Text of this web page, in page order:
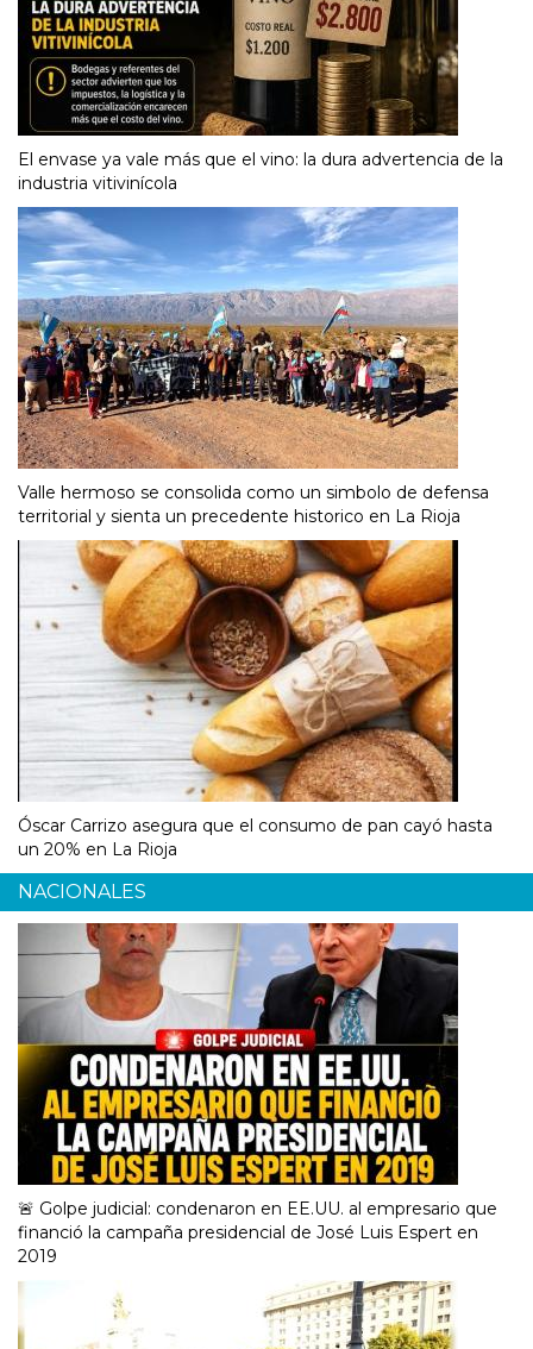
El envase ya vale más que el vino: la dura advertencia de la
industria vitivinícola
Valle hermoso se consolida como un simbolo de defensa
territorial y sienta un precedente historico en La Rioja
Óscar Carrizo asegura que el consumo de pan cayó hasta
un 20% en La Rioja
NACIONALES
🚨 Golpe judicial: condenaron en EE.UU. al empresario que
financió la campaña presidencial de José Luis Espert en
2019